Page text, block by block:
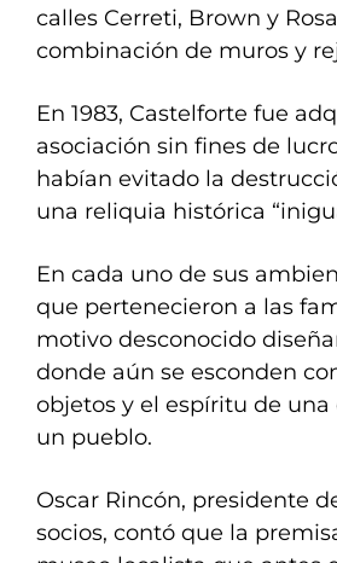
calles Cerreti, Brown y
combinación de muros y
En 1983, Castelforte fue
asociación sin fines de
habían evitado la
una reliquia histórica
En cada uno de sus
que pertenecieron a las
motivo desconocido
donde aún se esconden
objetos y el espíritu de
un pueblo.
Oscar Rincón, presidente
socios, contó que la